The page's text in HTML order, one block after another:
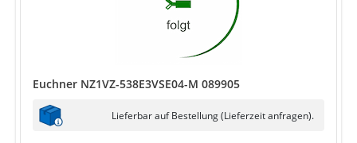
Euchner NZ1VZ-538E3VSE04-M 089905
Lieferbar auf Bestellung (Lieferzeit anfragen).